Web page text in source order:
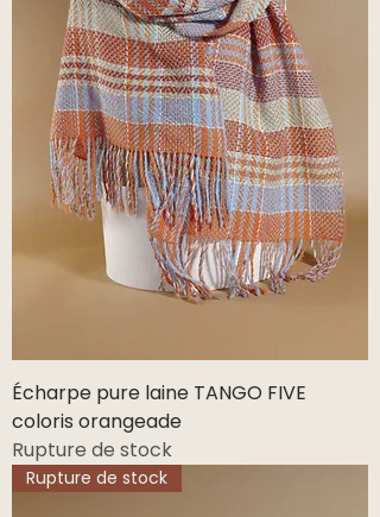
Écharpe pure laine TANGO FIVE
coloris orangeade
Rupture de stock
Rupture de stock